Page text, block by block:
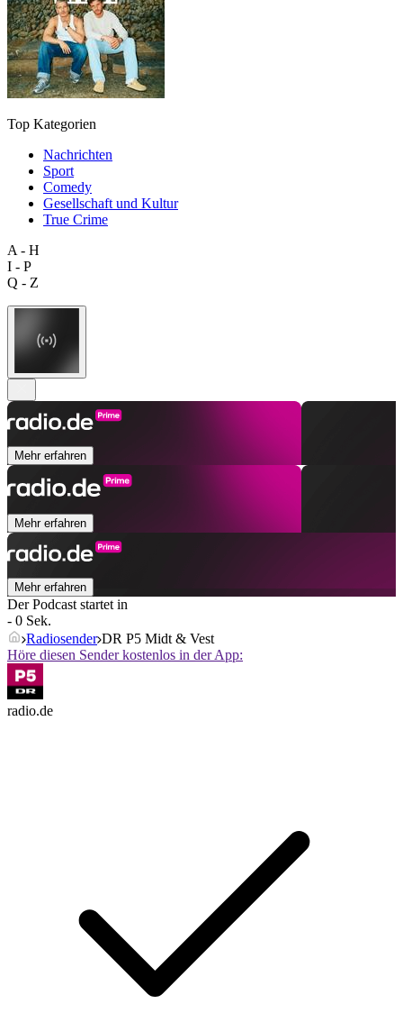
Top Kategorien
Nachrichten
Sport
Comedy
Gesellschaft und Kultur
True Crime
A - H
I - P
Q - Z
Mehr erfahren
Mehr erfahren
Mehr erfahren
Der Podcast startet in
- 0 Sek.
Radiosender DR P5 Midt & Vest
Höre diesen Sender kostenlos in der App:
radio.de